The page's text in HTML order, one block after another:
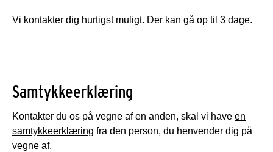
Vi kontakter dig hurtigst muligt. Der kan gå op til 3 dage.
Samtykkeerklæring
Kontakter du os på vegne af en anden, skal vi have en
samtykkeerklæring fra den person, du henvender dig på
vegne af.